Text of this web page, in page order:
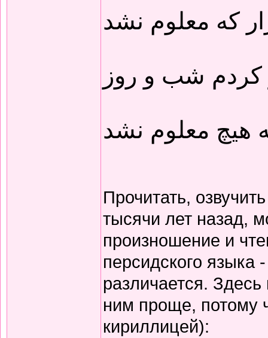
که معلوم نشد
کردم شب و روز
هیچ معلوم نشد
Прочитать,
тысячи лет назад,
произношение и
персидского языка
различается.
ним проще, потому
кириллицей):